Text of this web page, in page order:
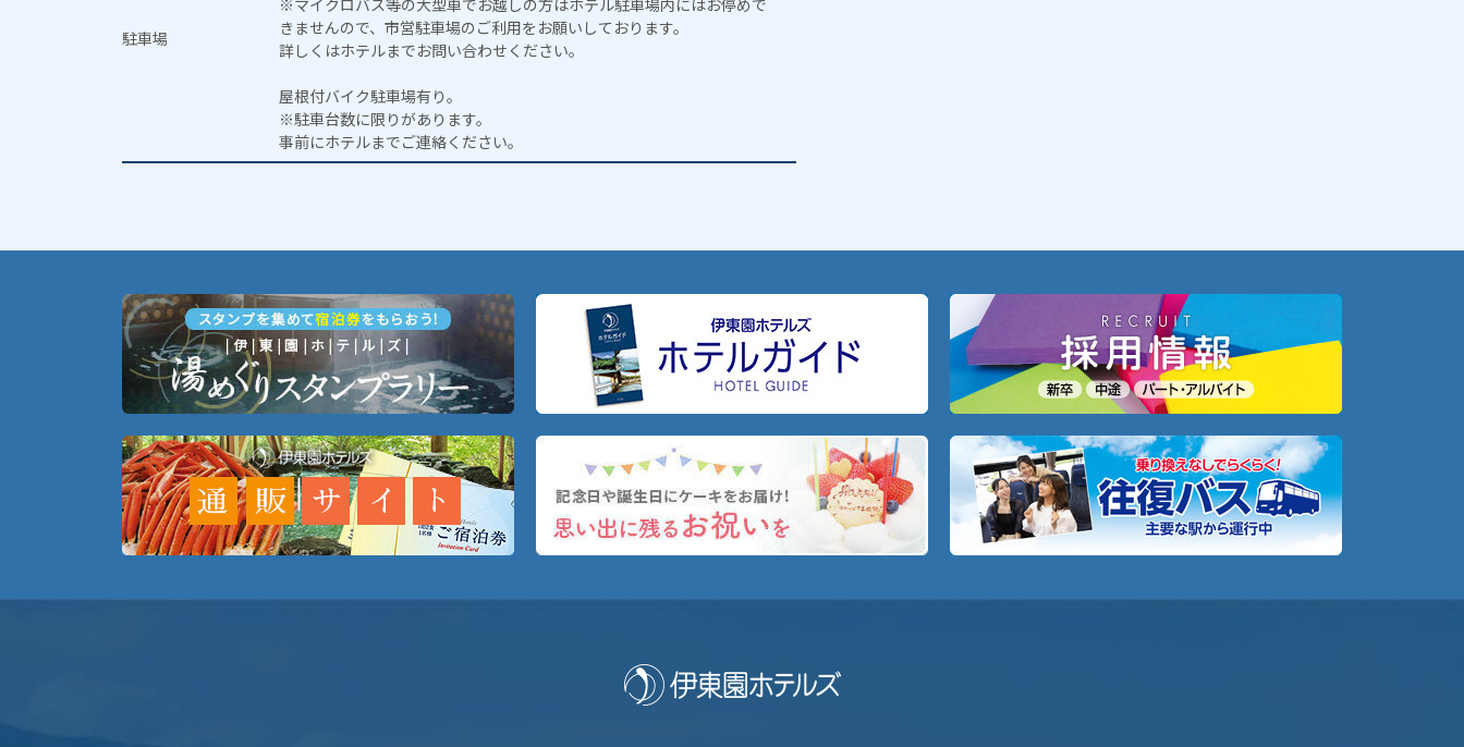
駐車場
※マイクロバス等の大型車でお越しの方はホテル駐車場内にはお停めで
きませんので、市営駐車場のご利用をお願いしております。
詳しくはホテルまでお問い合わせください。
屋根付バイク駐車場有り。
※駐車台数に限りがあります。
事前にホテルまでご連絡ください。